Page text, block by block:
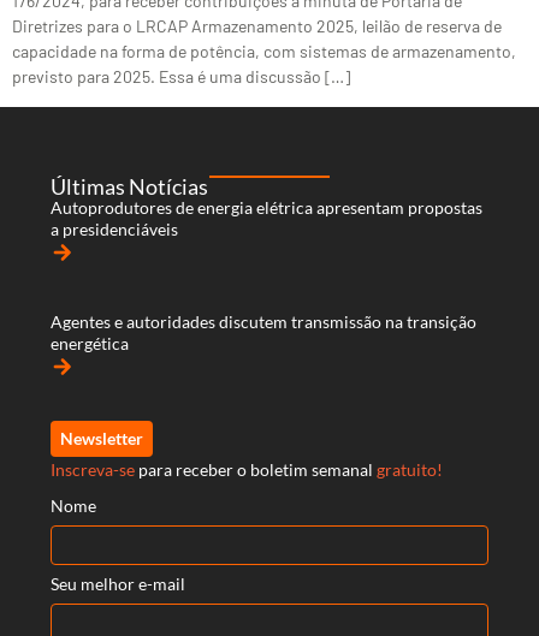
Diretrizes para o LRCAP Armazenamento 2025, leilão de reserva de
capacidade na forma de potência, com sistemas de armazenamento,
previsto para 2025. Essa é uma discussão […]
Últimas Notícias
Autoprodutores de energia elétrica apresentam propostas
a presidenciáveis
arrow_forward
Agentes e autoridades discutem transmissão na transição
energética
arrow_forward
Newsletter
Inscreva-se para receber o boletim semanal gratuito!
Nome
Seu melhor e-mail